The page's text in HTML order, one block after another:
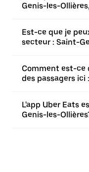
Genis-les-
Est-ce que je
secteur : Saint-
Comment est-ce
des passagers ici
L'app Uber Eats
Genis-les-